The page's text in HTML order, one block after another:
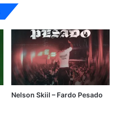
Nelson Skiil – Fardo Pesado